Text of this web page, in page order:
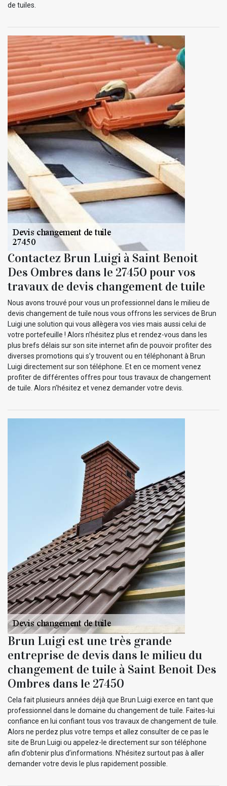
de tuiles.
Contactez Brun Luigi à Saint Benoit
Des Ombres dans le 27450 pour vos
travaux de devis changement de tuile
Nous avons trouvé pour vous un professionnel dans le milieu de
devis changement de tuile nous vous offrons les services de Brun
Luigi une solution qui vous allègera vos vies mais aussi celui de
votre portefeuille ! Alors n’hésitez plus et rendez-vous dans les
plus brefs délais sur son site internet afin de pouvoir profiter des
diverses promotions qui s’y trouvent ou en téléphonant à Brun
Luigi directement sur son téléphone. Et en ce moment venez
profiter de différentes offres pour tous travaux de changement
de tuile. Alors n’hésitez et venez demander votre devis.
Brun Luigi est une très grande
entreprise de devis dans le milieu du
changement de tuile à Saint Benoit Des
Ombres dans le 27450
Cela fait plusieurs années déjà que Brun Luigi exerce en tant que
professionnel dans le domaine du changement de tuile. Faites-lui
confiance en lui confiant tous vos travaux de changement de tuile.
Alors ne perdez plus votre temps et allez consulter de ce pas le
site de Brun Luigi ou appelez-le directement sur son téléphone
afin d’obtenir plus d’informations. N’hésitez surtout pas à aller
demander votre devis le plus rapidement possible.